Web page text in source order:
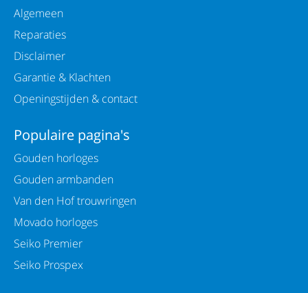
Algemeen
Reparaties
Disclaimer
Garantie & Klachten
Openingstijden & contact
Populaire pagina's
Gouden horloges
Gouden armbanden
Van den Hof trouwringen
Movado horloges
Seiko Premier
Seiko Prospex